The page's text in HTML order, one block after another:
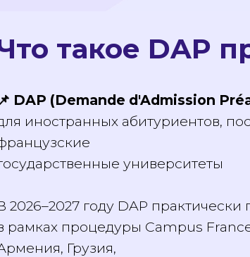
Что такое
📌 DAP (Demande d'Admission
для иностранных абитуриентов,
французские
В 2026–2027 году DAP
в рамках процедуры Campus